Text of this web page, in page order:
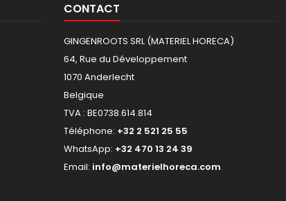
CONTACT
GINGENROOTS SRL (MATERIEL HORECA)
64, Rue du Développement
1070 Anderlecht
Belgique
TVA : BE0738.614.814
Téléphone: +32 2 521 25 55
WhatsApp: +32 470 13 24 39
Email: info@materielhoreca.com